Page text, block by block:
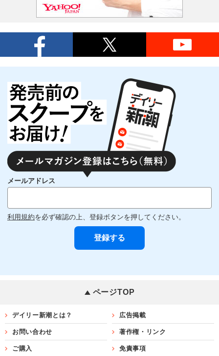
メールアドレス
利用規約を必ず確認の上、登録ボタンを押してください。
ページTOP
デイリー新潮とは？ 広告掲載
お問い合わせ 著作権・リンク
ご購入 免責事項